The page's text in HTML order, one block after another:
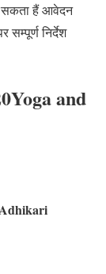
हैं आवेदन
सम्पूर्ण निर्देश
and